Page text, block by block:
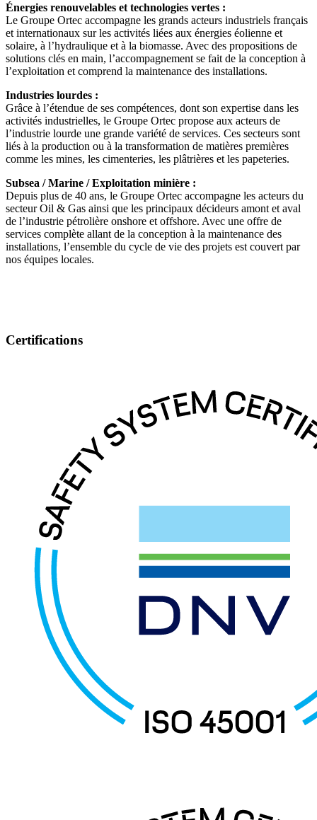
Énergies renouvelables et technologies vertes :
Le Groupe Ortec accompagne les grands acteurs industriels français
et internationaux sur les activités liées aux énergies éolienne et
solaire, à l’hydraulique et à la biomasse. Avec des propositions de
solutions clés en main, l’accompagnement se fait de la conception à
l’exploitation et comprend la maintenance des installations.
Industries lourdes :
Grâce à l’étendue de ses compétences, dont son expertise dans les
activités industrielles, le Groupe Ortec propose aux acteurs de
l’industrie lourde une grande variété de services. Ces secteurs sont
liés à la production ou à la transformation de matières premières
comme les mines, les cimenteries, les plâtrières et les papeteries.
Subsea / Marine / Exploitation minière :
Depuis plus de 40 ans, le Groupe Ortec accompagne les acteurs du
secteur Oil & Gas ainsi que les principaux décideurs amont et aval
de l’industrie pétrolière onshore et offshore. Avec une offre de
services complète allant de la conception à la maintenance des
installations, l’ensemble du cycle de vie des projets est couvert par
nos équipes locales.
Certifications